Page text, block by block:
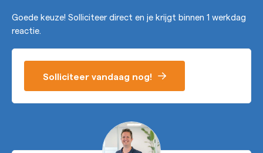
Goede keuze! Solliciteer direct en je krijgt binnen 1 werkdag
reactie.
Solliciteer vandaag nog!